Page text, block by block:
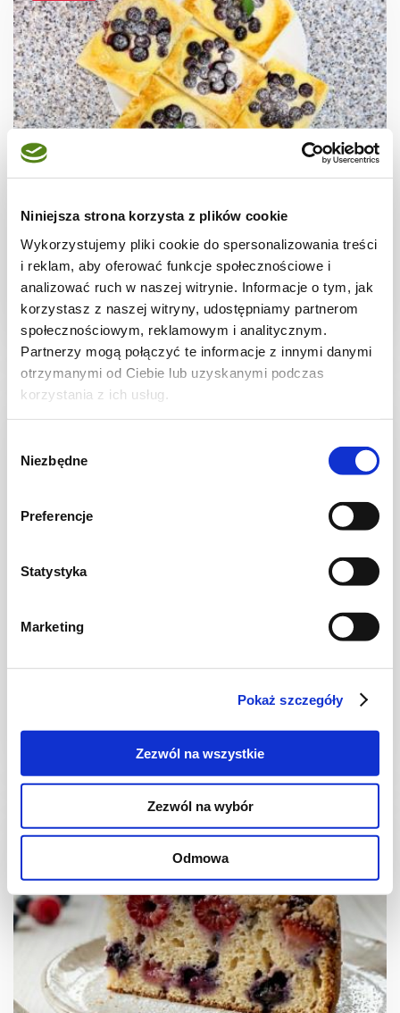
Niniejsza strona korzysta z plików cookie
Wykorzystujemy pliki cookie do spersonalizowania treści
i reklam, aby oferować funkcje społecznościowe i
analizować ruch w naszej witrynie. Informacje o tym, jak
korzystasz z naszej witryny, udostępniamy partnerom
społecznościowym, reklamowym i analitycznym.
Partnerzy mogą połączyć te informacje z innymi danymi
otrzymanymi od Ciebie lub uzyskanymi podczas
korzystania z ich usług.
zgody
Niezbędne
Preferencje
Statystyka
Marketing
Pokaż szczegóły
Zezwól na wszystkie
Zezwól na wybór
Odmowa
Ciastka francuskie z borówkami + film
30 min. 1531 kcal 8
CIASTA I TORTY
frużeliną
4954 kcal